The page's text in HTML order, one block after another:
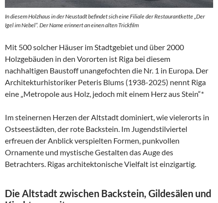
In diesem Holzhaus in der Neustadt befindet sich eine Filiale der Restaurantkette „Der
Igel im Nebel“. Der Name erinnert an einen alten Trickfilm
Mit 500 solcher Häuser im Stadtgebiet und über 2000
Holzgebäuden in den Vororten ist Riga bei diesem
nachhaltigen Baustoff unangefochten die Nr. 1 in Europa. Der
Architekturhistoriker Peteris Blums (1938-2025) nennt Riga
eine „Metropole aus Holz, jedoch mit einem Herz aus Stein“*
Im steinernen Herzen der Altstadt dominiert, wie vielerorts in
Ostseestädten, der rote Backstein. Im Jugendstilviertel
erfreuen der Anblick verspielten Formen, punkvollen
Ornamente und mystische Gestalten das Auge des
Betrachters. Rigas architektonische Vielfalt ist einzigartig.
Die Altstadt zwischen Backstein, Gildesälen und